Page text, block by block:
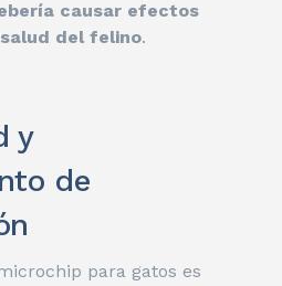
causar efectos
del felino.
y
de
para gatos es